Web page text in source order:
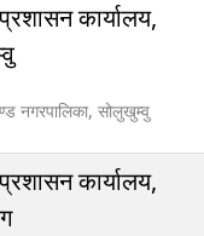
कार्यालय,
नगरपालिका, सोलुखुम्वु
कार्यालय,